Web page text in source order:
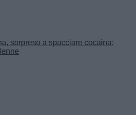
sorpreso a spacciare cocaina: